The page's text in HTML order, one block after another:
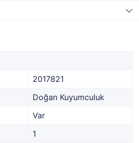
2017821
Doğan Kuyumculuk
Var
1